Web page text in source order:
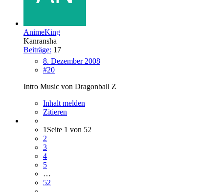
AnimeKing
Kanransha
Beiträge: 17
8. Dezember 2008
#20
Intro Music von Dragonball Z
Inhalt melden
Zitieren
1 Seite 1 von 52
2
3
4
5
…
52